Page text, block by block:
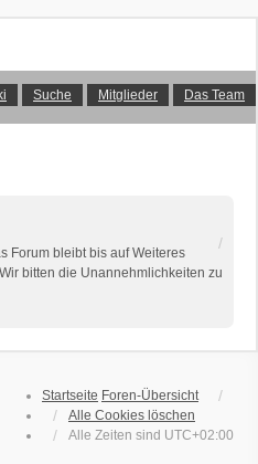
Suche Mitglieder Das Team
Forum bleibt bis auf Weiteres
bitten die Unannehmlichkeiten zu
Startseite Foren-Übersicht
Alle Cookies löschen
Alle Zeiten sind UTC+02:00